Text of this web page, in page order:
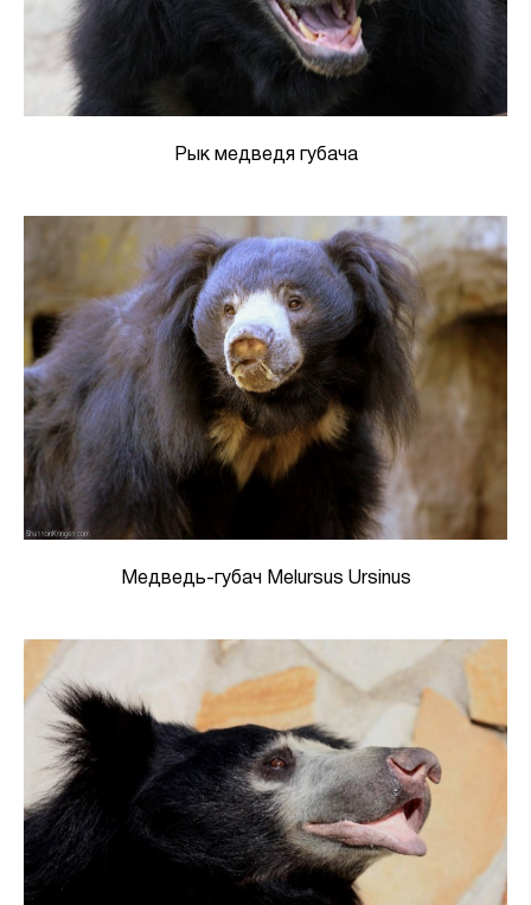
Рык медведя губача
Медведь-губач Melursus Ursinus